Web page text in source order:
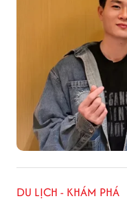
DU LỊCH - KHÁM PHÁ